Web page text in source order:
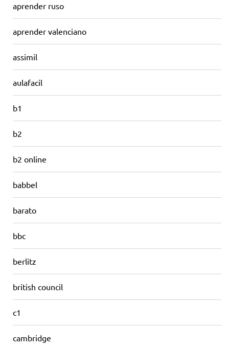
aprender ruso
aprender valenciano
assimil
aulafacil
b1
b2
b2 online
babbel
barato
bbc
berlitz
british council
c1
cambridge